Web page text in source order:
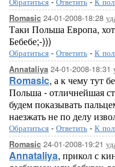
Romasic 24-01-2008-18:28
Таки Польша Европа,
Бебебе;-)))
Обратиться - Ответить - К
Annataliya 24-01-2008-18:31
Romasic, а к чему тут
Польша - отличнейшая
будем показывать
наезжать не по делу
Обратиться - Ответить - К
Romasic 24-01-2008-19:21
Annataliya, прикол с